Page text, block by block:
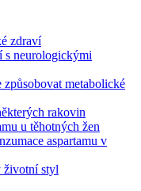
zdraví
s neurologickými
způsobovat metabolické
rakovin
u těhotných žen
aspartamu v
životní styl